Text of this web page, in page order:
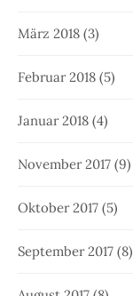
März 2018 (3)
Februar 2018 (5)
Januar 2018 (4)
November 2017 (9)
Oktober 2017 (5)
September 2017 (8)